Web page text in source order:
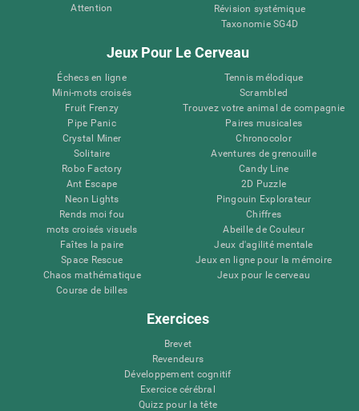
Attention
Révision systémique
Taxonomie SG4D
Jeux Pour Le Cerveau
Échecs en ligne
Mini-mots croisés
Fruit Frenzy
Pipe Panic
Crystal Miner
Solitaire
Robo Factory
Ant Escape
Neon Lights
Rends moi fou
mots croisés visuels
Faîtes la paire
Space Rescue
Chaos mathématique
Course de billes
Tennis mélodique
Scrambled
Trouvez votre animal de compagnie
Paires musicales
Chronocolor
Aventures de grenouille
Candy Line
2D Puzzle
Pingouin Explorateur
Chiffres
Abeille de Couleur
Jeux d'agilité mentale
Jeux en ligne pour la mémoire
Jeux pour le cerveau
Exercices
Brevet
Revendeurs
Développement cognitif
Exercice cérébral
Quizz pour la tête